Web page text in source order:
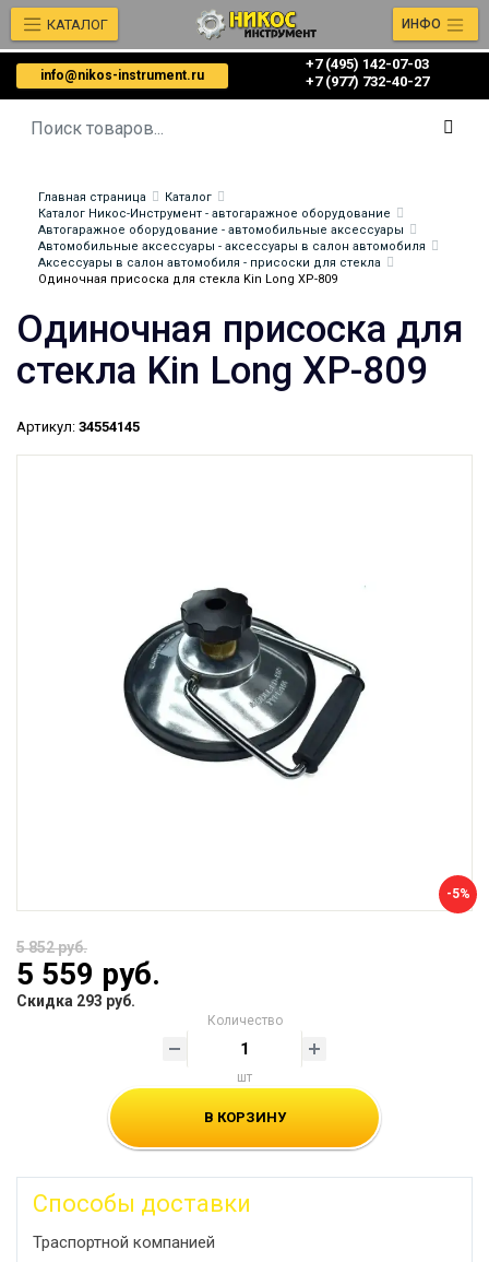
info@nikos-instrument.ru
+7 (495) 142-07-03
‎‎+7 (977) 732-40-27
КАТАЛОГ ИНФО
Главная страница
Каталог
Каталог Никос-Инструмент - автогаражное оборудование
Автогаражное оборудование - автомобильные аксессуары
Автомобильные аксессуары - аксессуары в салон автомобиля
Аксессуары в салон автомобиля - присоски для стекла
Одиночная присоска для стекла Kin Long XP-809
Одиночная присоска для
стекла Kin Long XP-809
Артикул: 34554145
-5%
5 852 руб.
5 559 руб.
Скидка 293 руб.
Количество
шт
В КОРЗИНУ
Способы доставки
Траспортной компанией